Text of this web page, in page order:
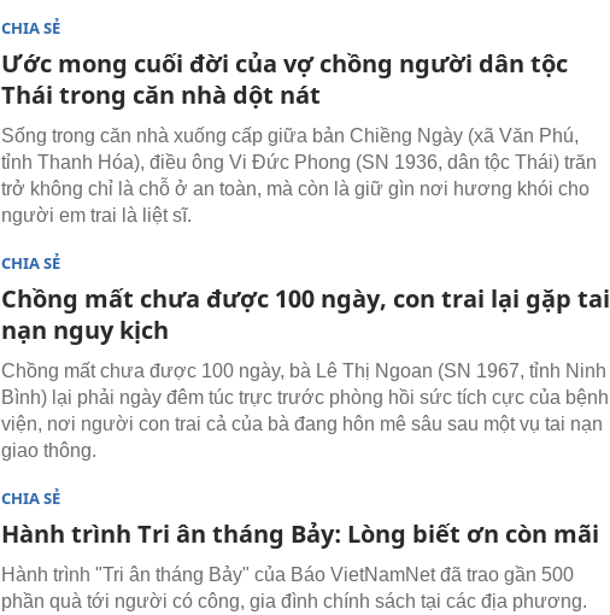
CHIA SẺ
Ước mong cuối đời của vợ chồng người dân tộc
Thái trong căn nhà dột nát
Sống trong căn nhà xuống cấp giữa bản Chiềng Ngày (xã Văn Phú,
tỉnh Thanh Hóa), điều ông Vi Đức Phong (SN 1936, dân tộc Thái) trăn
trở không chỉ là chỗ ở an toàn, mà còn là giữ gìn nơi hương khói cho
người em trai là liệt sĩ.
CHIA SẺ
Chồng mất chưa được 100 ngày, con trai lại gặp tai
nạn nguy kịch
Chồng mất chưa được 100 ngày, bà Lê Thị Ngoan (SN 1967, tỉnh Ninh
Bình) lại phải ngày đêm túc trực trước phòng hồi sức tích cực của bệnh
viện, nơi người con trai cả của bà đang hôn mê sâu sau một vụ tai nạn
giao thông.
CHIA SẺ
Hành trình Tri ân tháng Bảy: Lòng biết ơn còn mãi
Hành trình "Tri ân tháng Bảy" của Báo VietNamNet đã trao gần 500
phần quà tới người có công, gia đình chính sách tại các địa phương.